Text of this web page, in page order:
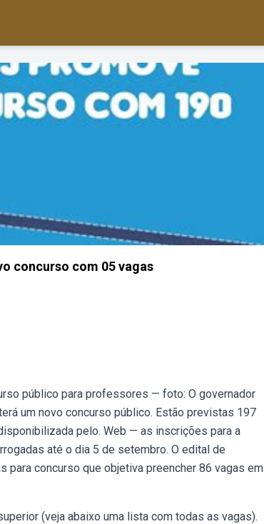
concurso com 05 vagas
público para professores — foto: O governador
um novo concurso público. Estão previstas 197
pelo. Web — as inscrições para a
até o dia 5 de setembro. O edital de
concurso que objetiva preencher 86 vagas em
(veja abaixo uma lista com todas as vagas).